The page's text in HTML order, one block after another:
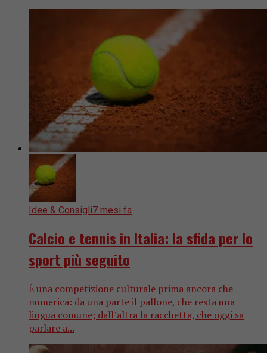
Idee & Consigli7 mesi fa
Calcio e tennis in Italia: la sfida per lo
sport più seguito
È una competizione culturale prima ancora che
numerica: da una parte il pallone, che resta una
lingua comune; dall’altra la racchetta, che oggi sa
parlare a...